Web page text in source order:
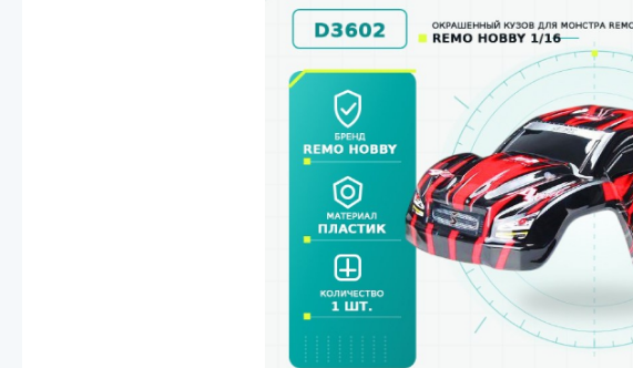
Дроны с 4k камерой
Скоростной катер
Вертолетик для детей ну пульте
Машины 1 к 10
Скидки
Смотреть
Наши